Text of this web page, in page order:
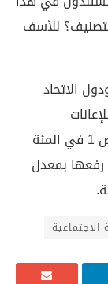
للأسف
الاتحاد
للإعانات
الاجتماعية، بينما: “حاليا في تركيا يتم تخصيص 1 في المئة
بمعدل
الاجتماعية